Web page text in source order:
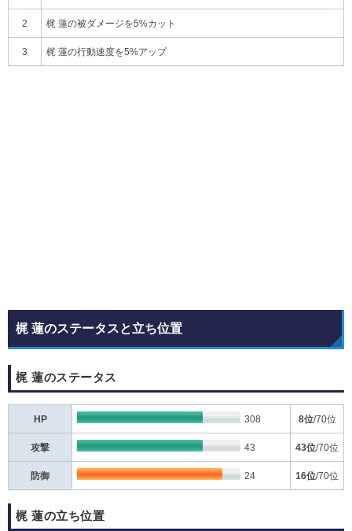
2 梶 蓮の被ダメージを5%カット
3 梶 蓮の行動速度を5%アップ
梶 蓮のステータスと立ち位置
梶 蓮のステータス
HP 308 8位/70位
攻撃 43 43位/70位
防御 24 16位/70位
梶 蓮の立ち位置